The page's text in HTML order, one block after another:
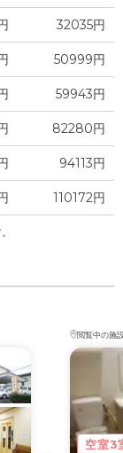
32035円
50999円
59943円
82280円
94113円
110172円
閲覧中の施
空室3